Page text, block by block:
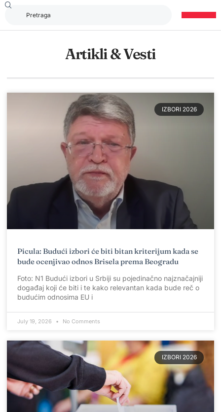
Artikli & Vesti
IZBORI 2026
Picula: Budući izbori će biti bitan kriterijum kada se
bude ocenjivao odnos Brisela prema Beogradu
Foto: N1 Budući izbori u Srbiji su pojedinačno najznačajniji
događaj koji će biti i te kako relevantan kada bude reč o
budućim odnosima EU i
July 19, 2026 No Comments
IZBORI 2026